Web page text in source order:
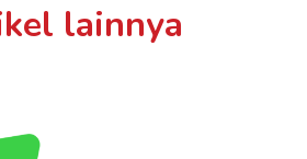
lainnya